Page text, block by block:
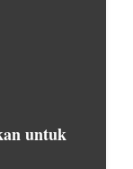
untuk